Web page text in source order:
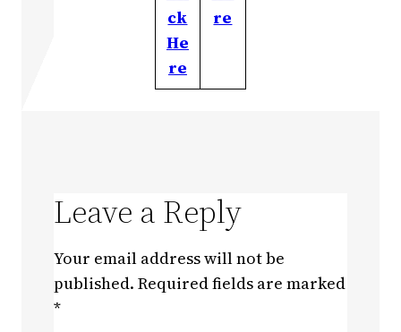
ck
He
re
re
Leave a Reply
Your email address will not be
published. Required fields are marked
*